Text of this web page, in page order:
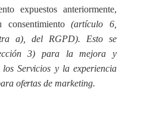
nto expuestos anteriormente,
consentimiento(artículo 6,
a), del RGPD). Esto se
cción 3) para la mejora y
Servicios y la experiencia
ofertas de marketing.